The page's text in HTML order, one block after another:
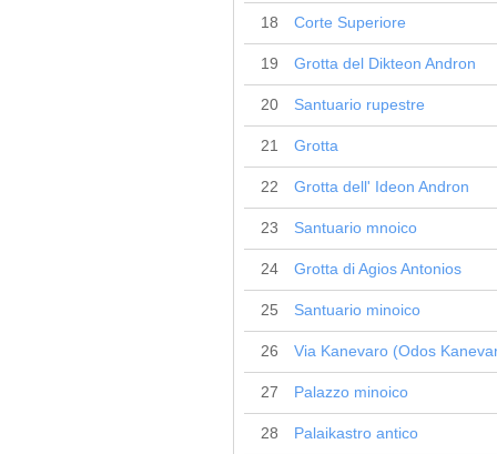
18 Corte Superiore
19 Grotta del Dikteon Andron
20 Santuario rupestre
21 Grotta
22 Grotta dell' Ideon Andron
23 Santuario mnoico
24 Grotta di Agios Antonios
25 Santuario minoico
26 Via Kanevaro (Odos
27 Palazzo minoico
28 Palaikastro antico